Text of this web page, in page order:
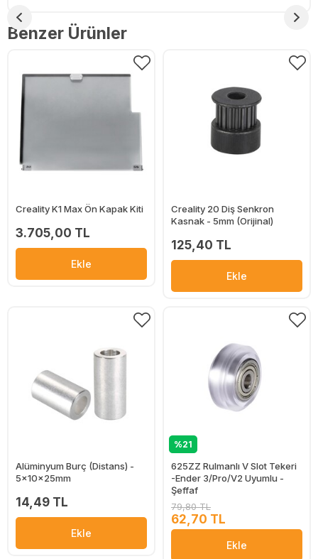
Benzer Ürünler
Creality K1 Max Ön Kapak Kiti
3.705,00 TL
Ekle
Creality 20 Diş Senkron
Kasnak - 5mm (Orijinal)
125,40 TL
Ekle
Alüminyum Burç (Distans) -
5x10x25mm
14,49 TL
Ekle
%21
625ZZ Rulmanlı V Slot Tekeri
-Ender 3/Pro/V2 Uyumlu -
Şeffaf
79,80 TL
62,70 TL
Ekle